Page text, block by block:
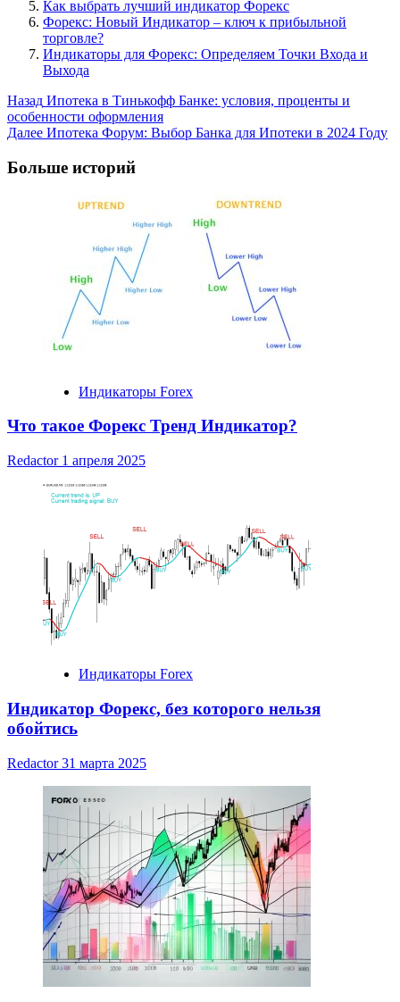
Как выбрать лучший индикатор Форекс
Форекс: Новый Индикатор – ключ к прибыльной
торговле?
Индикаторы для Форекс: Определяем Точки Входа и
Выхода
Post
Navigation
Назад Ипотека в Тинькофф Банке: условия, проценты и
особенности оформления
Далее Ипотека Форум: Выбор Банка для Ипотеки в 2024 Году
Больше историй
Индикаторы Forex
Что такое Форекс Тренд Индикатор?
Redactor 1 апреля 2025
Индикаторы Forex
Индикатор Форекс, без которого нельзя
обойтись
Redactor31 марта 2025